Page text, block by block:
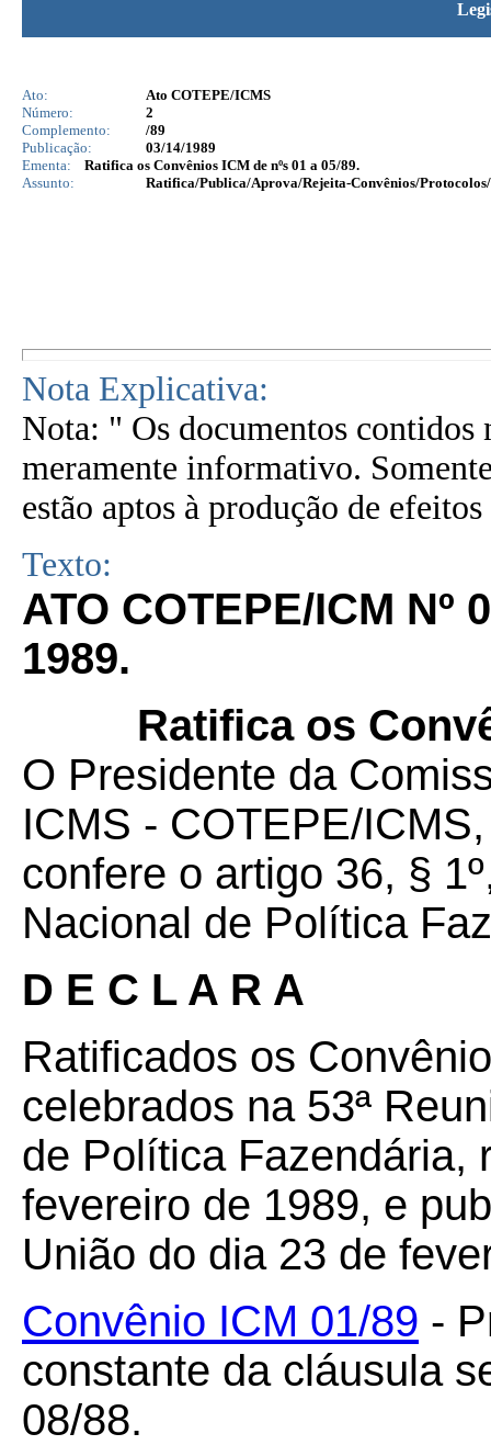
Ato:
Ato COTEPE/ICMS
Número:
2
Complemento:
/89
Publicação:
03/14/1989
Ementa:
Ratifica os Convênios ICM de nºs 01 a 05/89.
Assunto:
Ratifica/Publica/Aprova/Rejeita-Convênios/
Nota Explicativa:
Nota: " Os documentos contidos
meramente informativo.
estão aptos à produção de
Texto:
ATO COTEPE/ICM Nº
1989.
Ratifica os
O Presidente da
ICMS - COTEPE/
confere o artigo 36, §
Nacional de Política
D E C L A R A
Ratificados os
celebrados na 53ª
de Política Fazendária,
fevereiro de 1989, e
União do dia 23 de
Convênio ICM 01/89 -
constante da cláusula
08/88.